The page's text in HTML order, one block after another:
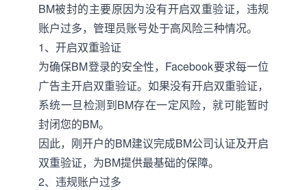
BM被封的主要原因为没有开启双重验证，违规
账户过多，管理员账号处于高风险三种情况。
1、开启双重验证
为确保BM登录的安全性，Facebook要求每一位
广告主开启双重验证。如果没有开启双重验证，
系统一旦检测到BM存在一定风险，就可能暂时
封闭您的BM。
因此，刚开户的BM建议完成BM公司认证及开启
双重验证，为BM提供最基础的保障。
2、违规账户过多